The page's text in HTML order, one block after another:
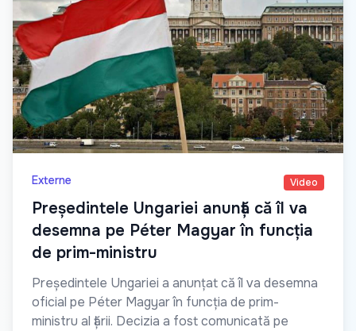
Externe Video
Președintele Ungariei anunță că îl va
desemna pe Péter Magyar în funcția
de prim-ministru
Președintele Ungariei a anunțat că îl va desemna
oficial pe Péter Magyar în funcția de prim-
ministru al țării. Decizia a fost comunicată pe